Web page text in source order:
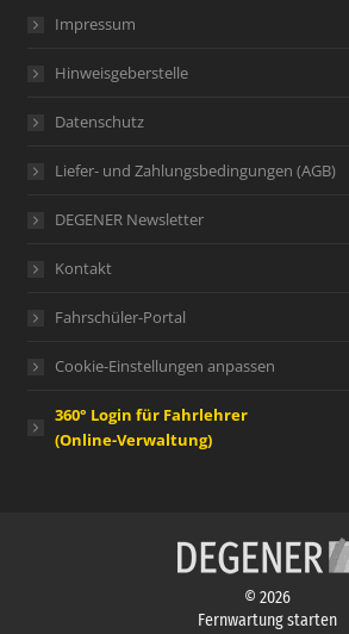
Impressum
Hinweisgeberstelle
Datenschutz
Liefer- und Zahlungsbedingungen (AGB)
DEGENER Newsletter
Kontakt
Fahrschüler-Portal
Cookie-Einstellungen anpassen
360° Login für Fahrlehrer
(Online-Verwaltung)
© 2026
Fernwartung starten
person IHR
campaign